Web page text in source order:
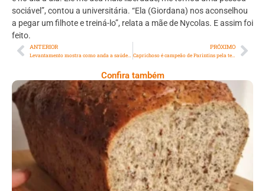
sociável”, contou a universitária. “Ela (Giordana) nos aconselhou
a pegar um filhote e treiná-lo”, relata a mãe de Nycolas. E assim foi
feito.
ANTERIOR PRÓXIMO
Caprichoso é campeão de Parintins pela terceira vez consecutiva
Confira também
Comer Bem: Pão Low Carb